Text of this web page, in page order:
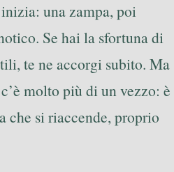
una zampa, poi
Se hai la sfortuna di
te ne accorgi subito. Ma
molto più di un vezzo: è
che si riaccende, proprio